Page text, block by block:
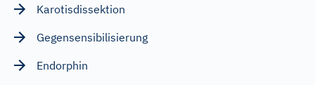
Karotisdissektion
Gegensensibilisierung
Endorphin